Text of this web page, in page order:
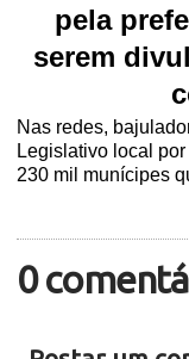
pela
serem
Nas redes,
Legislativo local
230 mil munícipes
0